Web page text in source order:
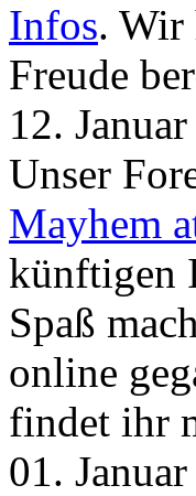
Infos. Wir
Freude
12.
Unser
Mayhem
künftigen
Spaß
online
findet ihr
01.